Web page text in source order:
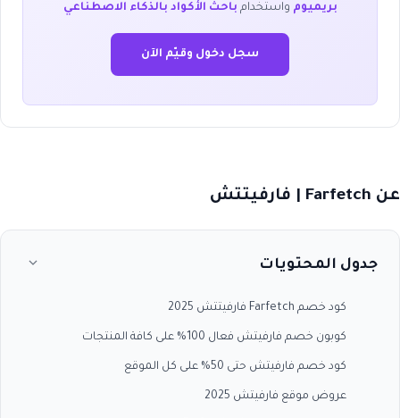
بريميوم واستخدام باحث الأكواد بالذكاء الاصطناعي
سجل دخول وقيّم الآن
عن Farfetch | فارفيتتش
جدول المحتويات
كود خصم Farfetch فارفيتتش 2025
كوبون خصم فارفيتش فعال 100% على كافة المنتجات
كود خصم فارفيتش حتى 50% على كل الموقع
عروض موقع فارفيتش 2025